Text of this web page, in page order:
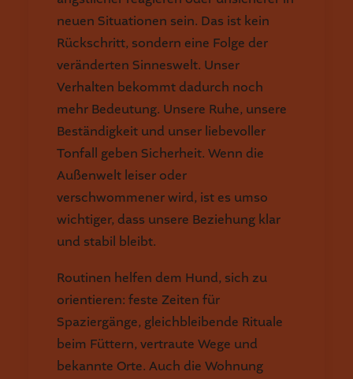
neuen Situationen sein. Das ist kein
Rückschritt, sondern eine Folge der
veränderten Sinneswelt. Unser
Verhalten bekommt dadurch noch
mehr Bedeutung. Unsere Ruhe, unsere
Beständigkeit und unser liebevoller
Tonfall geben Sicherheit. Wenn die
Außenwelt leiser oder
verschwommener wird, ist es umso
wichtiger, dass unsere Beziehung klar
und stabil bleibt.
Routinen helfen dem Hund, sich zu
orientieren: feste Zeiten für
Spaziergänge, gleichbleibende Rituale
beim Füttern, vertraute Wege und
bekannte Orte. Auch die Wohnung